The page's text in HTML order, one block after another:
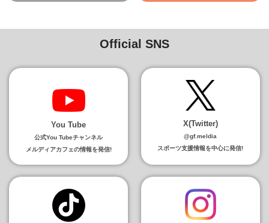
Official SNS
You Tube
公式You Tubeチャンネル
メルディアカフェの情報を発信!
X(Twitter)
@gf.meldia
スポーツ支援情報を中心に発信!